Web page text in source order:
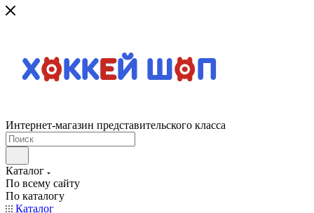
Интернет-магазин представительского класса
Каталог
По всему сайту
По каталогу
Каталог